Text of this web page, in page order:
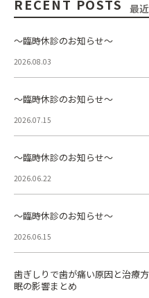
RECENT POSTS 最
～臨時休診のお知らせ～
2026.08.03
～臨時休診のお知らせ～
2026.07.15
～臨時休診のお知らせ～
2026.06.22
～臨時休診のお知らせ～
2026.06.15
歯ぎしりで歯が痛い原因と治療
眠の影響まとめ